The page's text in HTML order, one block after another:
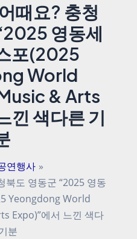
때요? 충청
영동세
포(2025
World
& Arts
낀 색다른 기
연행사
북도 영동군 “2025 영동
Yeongdong World
Expo)”에서 느낀 색다
분